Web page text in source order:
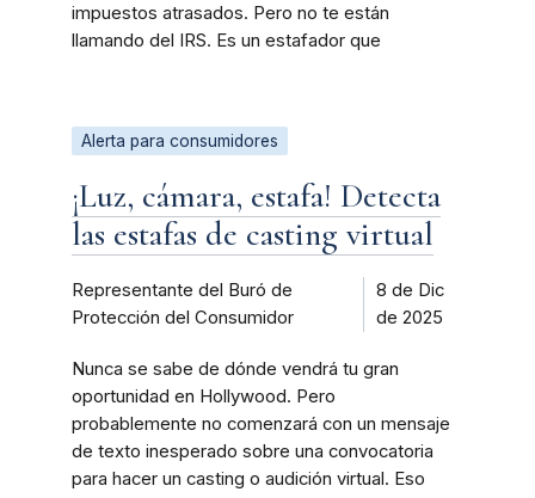
impuestos atrasados. Pero no te están
llamando del IRS. Es un estafador que
Alerta para consumidores
¡Luz, cámara, estafa! Detecta
las estafas de casting virtual
Representante del Buró de
Protección del Consumidor
8 de Dic
de 2025
Nunca se sabe de dónde vendrá tu gran
oportunidad en Hollywood. Pero
probablemente no comenzará con un mensaje
de texto inesperado sobre una convocatoria
para hacer un casting o audición virtual. Eso